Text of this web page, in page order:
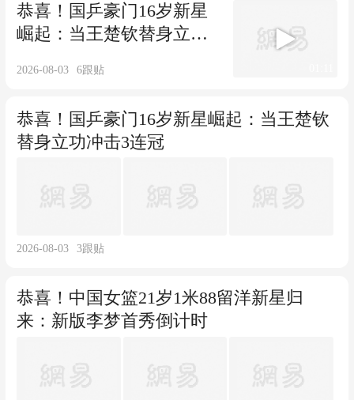
恭喜！国乒豪门16岁新星
崛起：当王楚钦替身立功
2026-08-03 6跟贴
恭喜！国乒豪门16岁新星崛起：当王楚钦
替身立功冲击3连冠
2026-08-03 3跟贴
恭喜！中国女篮21岁1米88留洋新星归
来：新版李梦首秀倒计时